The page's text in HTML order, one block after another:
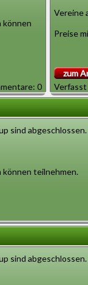
können
0
Vereine
Preise
zum
Verfasst
sind abgeschlossen.
können teilnehmen.
sind abgeschlossen.